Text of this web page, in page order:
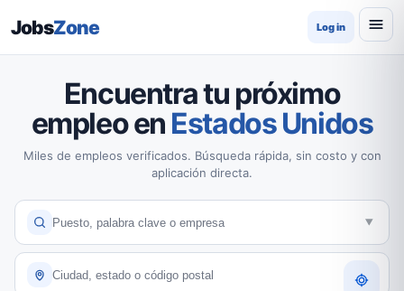
JobsZone Log in
Encuentra tu próximo
empleo en Estados Unidos
Miles de empleos verificados. Búsqueda rápida, sin costo y con
aplicación directa.